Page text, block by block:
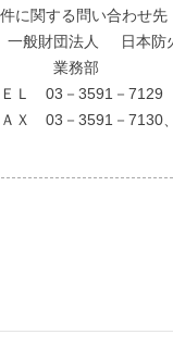
に関する問い合わせ先
一般財団法人
日本防
業務部
ＥＬ 03－3591－7129
ＡＸ 03－3591－7130